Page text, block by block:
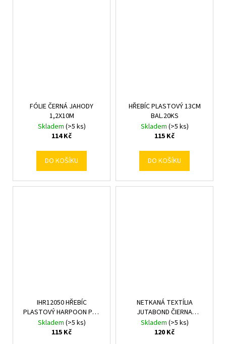
FÓLIE ČERNÁ JAHODY
1,2X10M
Skladem (>5 ks)
114 Kč
DO KOŠÍKU
HŘEBÍC PLASTOVÝ 13CM
BAL.20KS
Skladem (>5 ks)
115 Kč
DO KOŠÍKU
IHR12050 HŘEBÍC
PLASTOVÝ HARPOON PEG
120/50KS
(4,4x3,7xh12,5CM)
Skladem (>5 ks)
115 Kč
NETKANÁ TEXTÍLIA
JUTABOND ČIERNA
1,6x5M/50g
Skladem (>5 ks)
120 Kč